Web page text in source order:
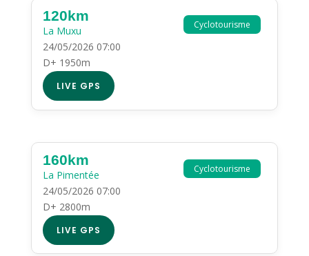
Cyclotourisme
120km
La Muxu
24/05/2026 07:00
D+ 1950m
LIVE GPS
Cyclotourisme
160km
La Pimentée
24/05/2026 07:00
D+ 2800m
LIVE GPS